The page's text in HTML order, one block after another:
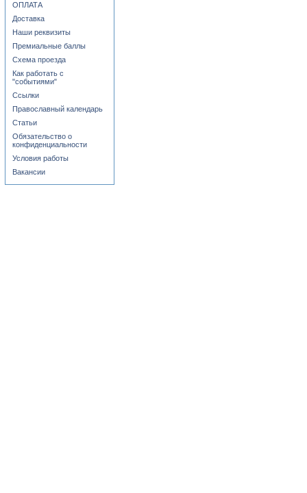
ОПЛАТА
Доставка
Наши реквизиты
Премиальные баллы
Схема проезда
Как работать с
"событиями"
Ссылки
Православный календарь
Статьи
Обязательство о
конфиденциальности
Условия работы
Вакансии